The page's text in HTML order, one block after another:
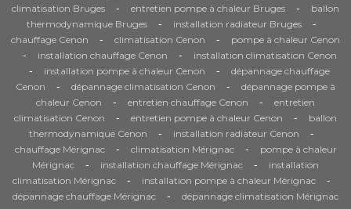
climatisation Bruges
- entretien pompe à chaleur Bruges -
ballon
thermodynamique Bruges
- installation radiateur Bruges -
chauffage Cenon - climatisation Cenon - pompe à chaleur Cenon
- installation chauffage Cenon - installation climatisation Cenon
- installation pompe à chaleur Cenon -
dépannage chauffage
Cenon
- dépannage climatisation Cenon -
dépannage pompe à
chaleur Cenon
- entretien chauffage Cenon -
entretien
climatisation Cenon
- entretien pompe à chaleur Cenon -
ballon
thermodynamique Cenon
- installation radiateur Cenon -
chauffage Mérignac - climatisation Mérignac -
pompe à chaleur
Mérignac
- installation chauffage Mérignac -
installation
climatisation Mérignac
- installation pompe à chaleur Mérignac -
dépannage chauffage Mérignac - dépannage climatisation Mérignac